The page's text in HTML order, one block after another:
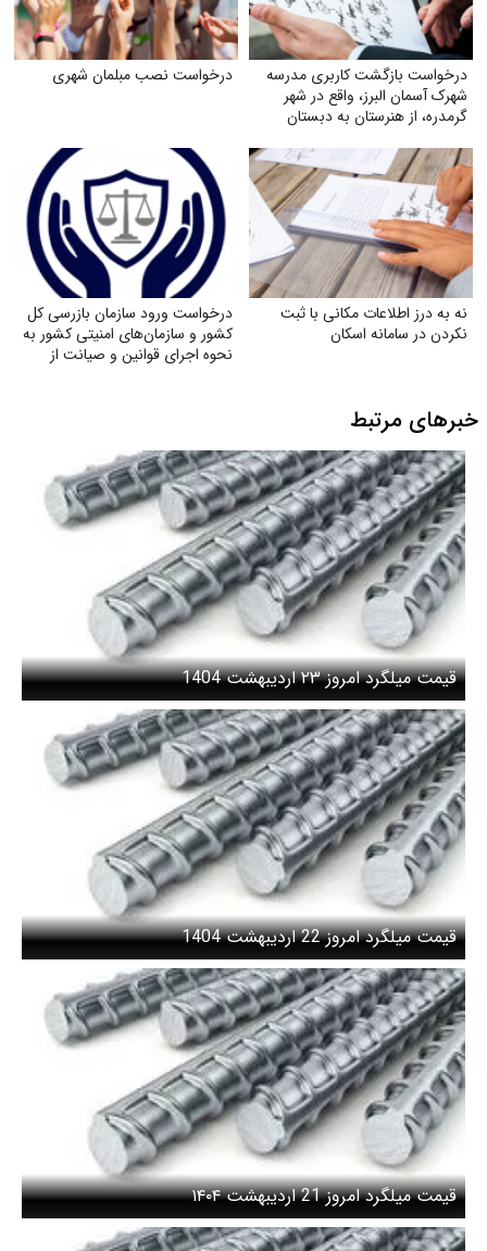
درخواست بازگشت کاربری مدرسه
شهرک آسمان البرز، واقع در شهر
گرمدره، از هنرستان به دبستان
درخواست نصب مبلمان شهری
نه به درز اطلاعات مکانی با ثبت
نکردن در سامانه اسکان
درخواست ورود سازمان بازرسی کل
کشور و سازمان‌های امنیتی کشور به
نحوه اجرای قوانین و صیانت از
خبرهای مرتبط
قیمت میلگرد امروز ۲۳ اردیبهشت 1404
قیمت میلگرد امروز 22 اردیبهشت 1404
قیمت میلگرد امروز 21 اردیبهشت ۱۴۰۴